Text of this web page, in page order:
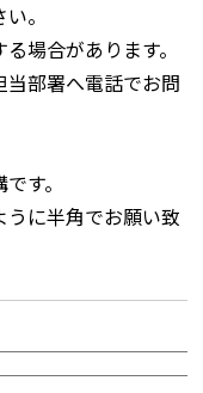
。
場合があります。
部署へ電話でお問
す。
に半角でお願い致